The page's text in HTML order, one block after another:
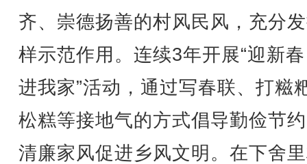
齐、崇德扬善的村风民风，充分
样示范作用。连续3年开展“迎新春
进我家”活动，通过写春联、打糍
松糕等接地气的方式倡导勤俭节
清廉家风促进乡风文明。在下舍